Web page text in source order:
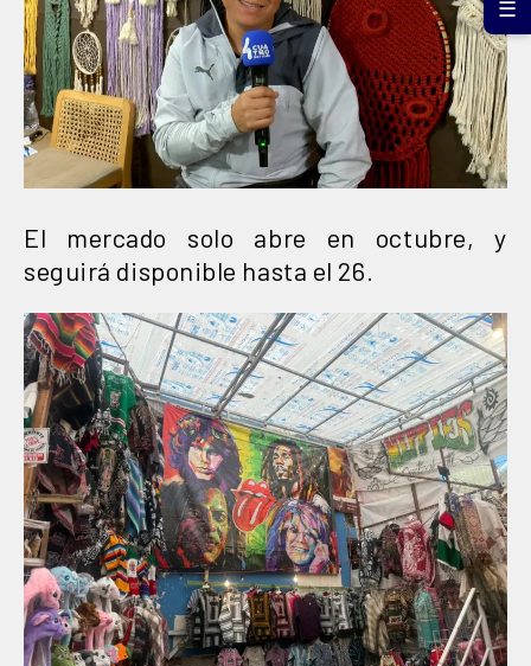
El mercado solo abre en octubre, y
seguirá disponible hasta el 26.
☰